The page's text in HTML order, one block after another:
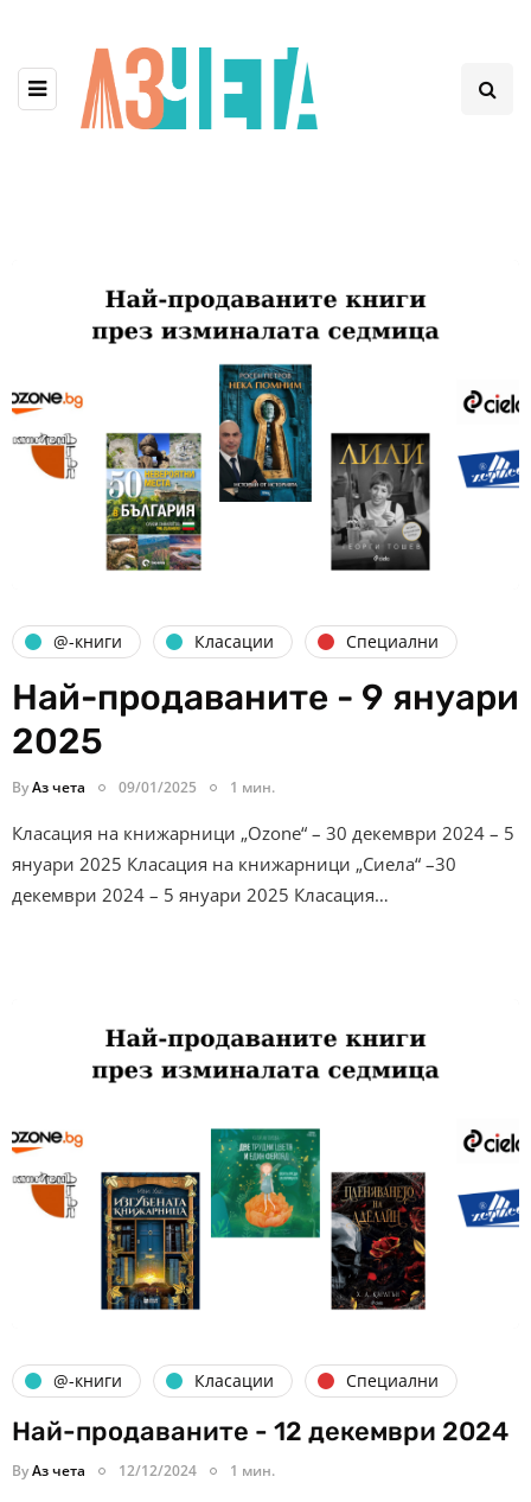
@-книги Класации Специални
Най-продаваните - 9 януари
2025
ByАз чета 09/01/2025 1 мин.
Класация на книжарници „Ozone“ – 30 декември 2024 – 5
януари 2025 Класация на книжарници „Сиела“ –30
декември 2024 – 5 януари 2025 Класация…
@-книги Класации Специални
Най-продаваните - 12 декември 2024
ByАз чета 12/12/2024 1 мин.